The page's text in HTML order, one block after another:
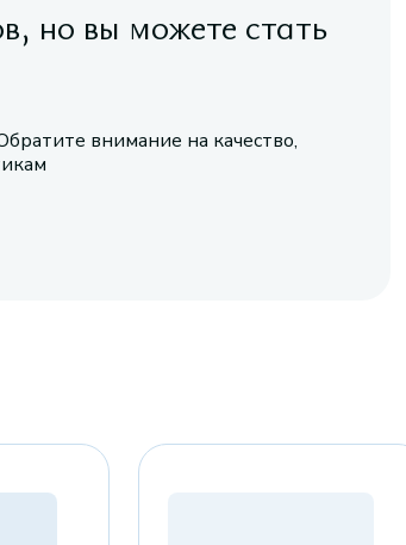
но вы можете стать
внимание на качество,